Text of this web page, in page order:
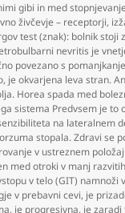
gibi in med
živčevje – receptorji,
test (znak): bolnik stoji
nevritis je
povezano s
, je okvarjena leva stran.
Horea spada med
sistema Predvsem je to
na lateralnem
stopala. Zdravi se
v ustreznem
med otroki v manj
v telo (GIT) namnoži
v prebavni cevi, je
, je progresivna, je zaradi